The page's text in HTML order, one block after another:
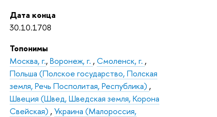
Дата конца
30.10.1708
Топонимы
Москва, г., Воронеж, г. , Смоленск, г. ,
Польша (Полское государство, Полская
земля, Речь Посполитая, Республика) ,
Швеция (Швед, Шведская земля, Корона
Свейская) , Украина (Малороссия,